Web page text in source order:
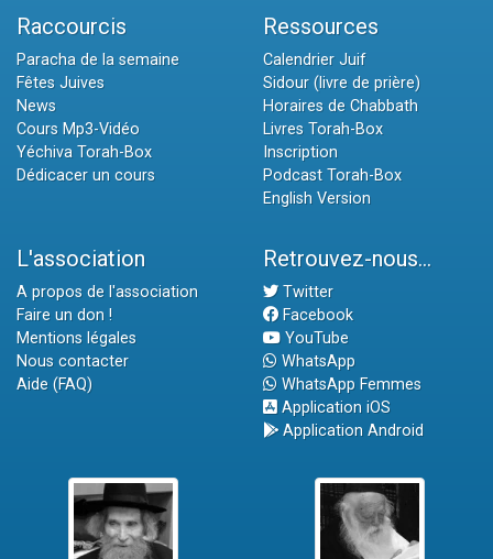
Raccourcis
Paracha de la semaine
Fêtes Juives
News
Cours Mp3-Vidéo
Yéchiva Torah-Box
Dédicacer un cours
Ressources
Calendrier Juif
Sidour (livre de prière)
Horaires de Chabbath
Livres Torah-Box
Inscription
Podcast Torah-Box
English Version
L'association
A propos de l'association
Faire un don !
Mentions légales
Nous contacter
Aide (FAQ)
Retrouvez-nous...
Twitter
Facebook
YouTube
WhatsApp
WhatsApp Femmes
Application iOS
Application Android